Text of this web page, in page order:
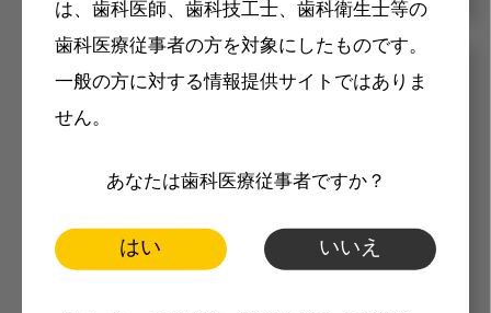
は、歯科医師、歯科技工士、歯科衛生士等の
歯科医療従事者の方を対象にしたものです。
一般の方に対する情報提供サイトではありま
せん。
あなたは歯科医療従事者ですか？
はい いいえ
メリット